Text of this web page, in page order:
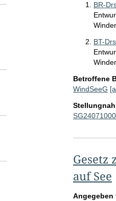
BR-
BT-
Betroffene
WindSeeG
Gesetz
auf See
Angegeben